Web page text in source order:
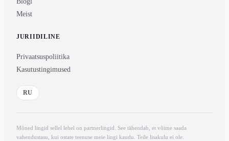
Meist
JURIIDILINE
Privaatsuspoliitika
Kasutustingimused
RU
Mõned lingid sellel lehel on partnerlingid. See tähendab, et võime saada
vahendustasu, kui ostate teenuse meie lingi kaudu. Teile lisakulu ei ole.